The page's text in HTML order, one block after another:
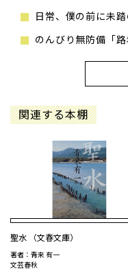
日常、僕の前に未
のんびり無防備「
関連する本棚
聖水 （文春文庫）
著者：青来 有一
文芸春秋